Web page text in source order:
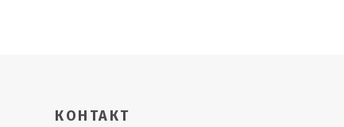
КОНТАКТ